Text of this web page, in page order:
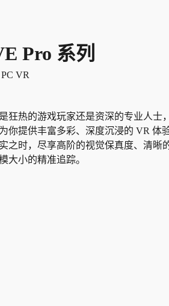
Pro 系列
VR
狂热的游戏玩家还是资深的专业人士
你提供丰富多彩、深度沉浸的 VR 体
之时，尽享高阶的视觉保真度、清晰
大小的精准追踪。